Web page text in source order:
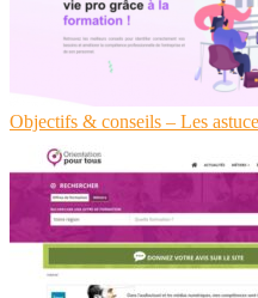
Objectifs & conseils – Les